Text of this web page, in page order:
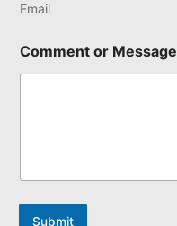
Email
Comment or Message
Submit